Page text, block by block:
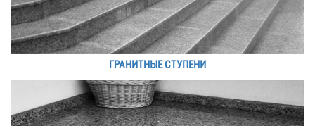
ГРАНИТНЫЕ СТУПЕНИ